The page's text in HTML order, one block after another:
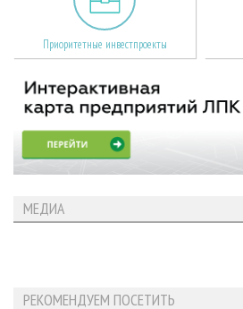
Приоритетные инвестпроекты
МЕДИА
РЕКОМЕНДУЕМ ПОСЕТИТЬ